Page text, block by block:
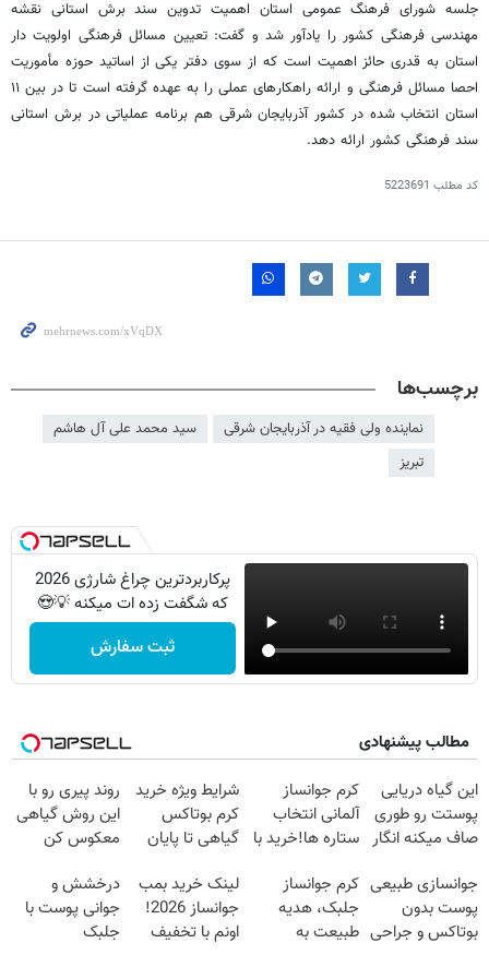
جلسه شورای فرهنگ عمومی استان اهمیت تدوین سند برش استانی نقشه
مهندسی فرهنگی کشور را یادآور شد و گفت: تعیین مسائل فرهنگی اولویت دار
استان به قدری حائز اهمیت است که از سوی دفتر یکی از اساتید حوزه مأموریت
احصا
مسائل فرهنگی و ارائه راهکارهای عملی را به عهده گرفته است تا در بین ۱۱
استان انتخاب شده در کشور آذربایجان شرقی هم برنامه عملیاتی در برش استانی
سند فرهنگی کشور ارائه دهد.
کد مطلب 5223691
برچسب‌ها
نماینده ولی فقیه در آذربایجان شرقی
سید محمد علی آل هاشم
تبریز
پرکاربردترین چراغ شارژی 2026
که شگفت زده ات میکنه 💡😍
ثبت سفارش
مطالب پیشنهادی
این گیاه دریایی
پوستت رو طوری
صاف میکنه انگار
شدی🔥
کرم جوانساز
آلمانی انتخاب
ستاره ها!خرید با
شرایط ویژه خرید
کرم بوتاکس
گیاهی تا پایان
روند پیری رو با
این روش گیاهی
معکوس کن
جوانسازی طبیعی
پوست بدون
بوتاکس و جراحی
کرم جوانساز
جلبک، هدیه
طبیعت به
لینک خرید بمب
جوانساز 2026!
اونم با تخفیف
درخشش و
جوانی پوست با
جلبک